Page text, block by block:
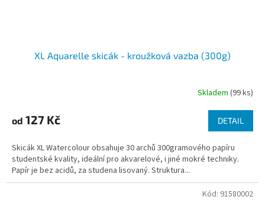
XL Aquarelle skicák - kroužková vazba (300g)
Skladem (99 ks)
od 127 Kč DETAIL
Skicák XL Watercolour obsahuje 30 archů 300gramového papíru
studentské kvality, ideální pro akvarelové, i jiné mokré techniky.
Papír je bez acidů, za studena lisovaný. Struktura...
Kód: 91580002